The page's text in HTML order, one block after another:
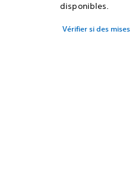
disponibles.
Vérifier si des